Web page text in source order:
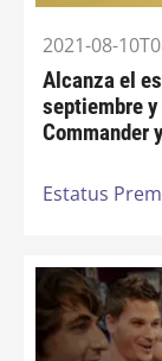
2021-08-
Alcanza el
septiembre
Commander
Estatus